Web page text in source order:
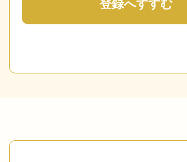
登録へすすむ